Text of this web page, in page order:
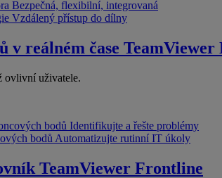
Bezpečná, flexibilní, integrovaná
Vzdálený přístup do dílny
v reálném čase TeamViewer
ovlivní uživatele.
bodů Identifikujte a řešte problémy
bodů Automatizujte rutinní IT úkoly
TeamViewer Frontline